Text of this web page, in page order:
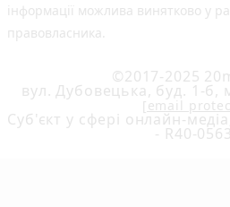
інформації можлива винятково у
правовласника.
©2017-2025
вул. Дубовецька, буд. 1-б,
[email
Cуб'єкт у сфері онлайн-
- R40-